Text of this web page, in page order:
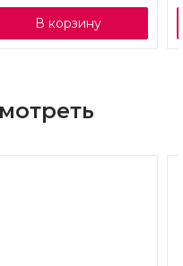
В корзину